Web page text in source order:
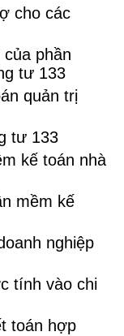
cho các
phần
tư 133
quản trị
tư 133
kế toán nhà
mềm kế
nghiệp
tính vào chi
toán hợp